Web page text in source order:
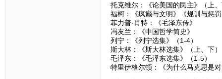
托克维尔：《论美国的民主》（上
福柯：《疯癫与文明》《规训与惩
菲力普·肖特：《毛泽东传》
冯友兰：《中国哲学简史》
列宁：《列宁选集》（1-4）
斯大林：《斯大林选集》（上、下）
毛泽东：《毛泽东选集》（1-5）
特里伊格尔顿：《为什么马克思是